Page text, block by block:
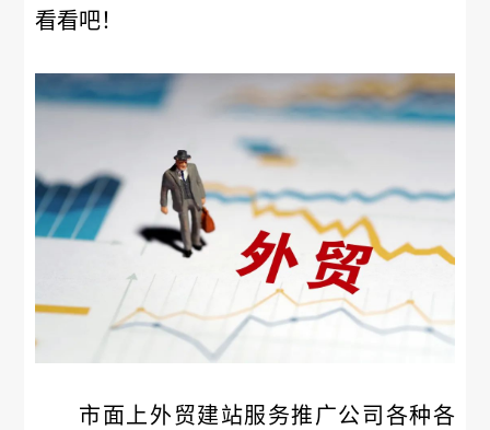
看看吧！
市面上外贸建站服务推广公司各种各